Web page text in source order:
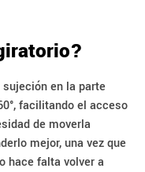
en la parte
facilitando el acceso
de moverla
mejor, una vez que
hace falta volver a